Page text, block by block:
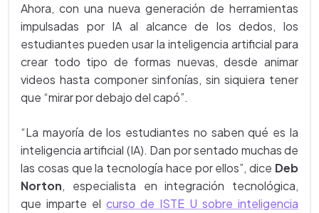
Ahora, con una nueva generación de herramientas
impulsadas por IA al alcance de los dedos, los
estudiantes pueden usar la inteligencia artificial para
crear todo tipo de formas nuevas, desde animar
videos hasta componer sinfonías, sin siquiera tener
que “mirar por debajo del capó”.
“La mayoría de los estudiantes no saben qué es la
inteligencia artificial (IA). Dan por sentado muchas de
las cosas que la tecnología hace por ellos”, dice Deb
Norton, especialista en integración tecnológica,
que imparte el curso de ISTE U sobre inteligencia